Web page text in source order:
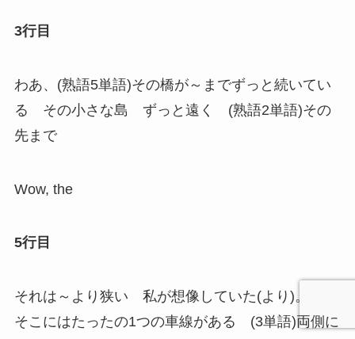
3行目
わあ、(熟語5単語)その橋が～までずっと続いてい
る その小さな島 ずっと遠く (熟語2単語)その
先まで
Wow, the
5行目
それは～より狭い 私が想像していた(より)。
そこにはたったの1つの車線がある (3単語)両側に